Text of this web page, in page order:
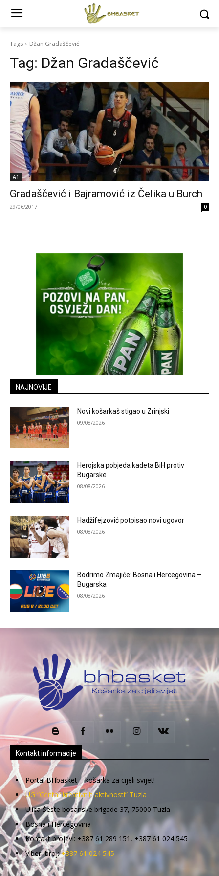
Tags Džan Gradaščević
Tag: Džan Gradaščević
A1
Gradaščević i Bajramović iz Čelika u Burch
29/06/2017 0
NAJNOVIJE
Novi košarkaš stigao u Zrinjski
09/08/2026
Herojska pobjeda kadeta BiH protiv
Bugarske
08/08/2026
Hadžifejzović potpisao novi ugovor
08/08/2026
Bodrimo Zmajiće: Bosna i Hercegovina –
Bugarska
08/08/2026
Kontakt informacije
Portal BHbasket – košarka za cijeli svijet!
UG “Centar kreativnih aktivnosti” Tuzla
Ulica Šeste bosanske brigade 37, 75000 Tuzla
Bosna i Hercegovina
Kontakt brojevi: +387 61 289 151, +387 61 024 545
Viber broj:+387 61 024 545